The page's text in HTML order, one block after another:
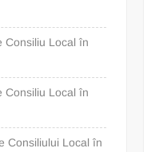
Consiliu Local în
Consiliu Local în
Consiliului Local în